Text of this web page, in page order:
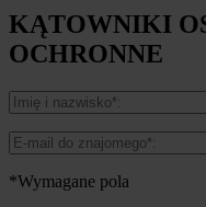
KĄTOWNIKI
OCHRONNE
*Wymagane pola